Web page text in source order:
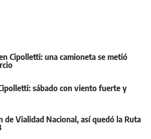
Cipolletti: una camioneta se metió
sábado con viento fuerte y
de Vialidad Nacional, así quedó la Ruta